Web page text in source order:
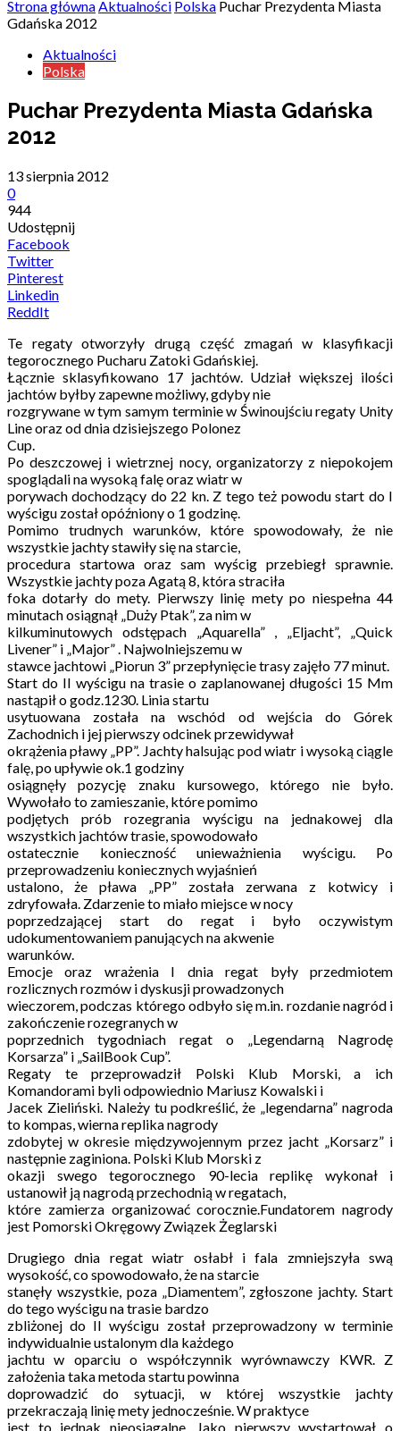
Strona głównaAktualności Polska Puchar Prezydenta Miasta
Gdańska 2012
Aktualności
Polska
Puchar Prezydenta Miasta Gdańska
2012
13 sierpnia 2012
0
944
Udostępnij
Facebook
Twitter
Pinterest
Linkedin
ReddIt
Te regaty otworzyły drugą część zmagań w klasyfikacji
tegorocznego Pucharu Zatoki Gdańskiej.
Łącznie sklasyfikowano 17 jachtów. Udział większej ilości
jachtów byłby zapewne możliwy, gdyby nie
rozgrywane w tym samym terminie w Świnoujściu regaty Unity
Line oraz od dnia dzisiejszego Polonez
Cup.
Po deszczowej i wietrznej nocy, organizatorzy z niepokojem
spoglądali na wysoką falę oraz wiatr w
porywach dochodzący do 22 kn. Z tego też powodu start do I
wyścigu został opóźniony o 1 godzinę.
Pomimo trudnych warunków, które spowodowały, że nie
wszystkie jachty stawiły się na starcie,
procedura startowa oraz sam wyścig przebiegł sprawnie.
Wszystkie jachty poza Agatą 8, która straciła
foka dotarły do mety. Pierwszy linię mety po niespełna 44
minutach osiągnął „Duży Ptak”, za nim w
kilkuminutowych odstępach „Aquarella” , „Eljacht”, „Quick
Livener” i „Major” . Najwolniejszemu w
stawce jachtowi „Piorun 3” przepłynięcie trasy zajęło 77 minut.
Start do II wyścigu na trasie o zaplanowanej długości 15 Mm
nastąpił o godz.1230. Linia startu
usytuowana została na wschód od wejścia do Górek
Zachodnich i jej pierwszy odcinek przewidywał
okrążenia pławy „PP”. Jachty halsując pod wiatr i wysoką ciągle
falę, po upływie ok.1 godziny
osiągnęły pozycję znaku kursowego, którego nie było.
Wywołało to zamieszanie, które pomimo
podjętych prób rozegrania wyścigu na jednakowej dla
wszystkich jachtów trasie, spowodowało
ostatecznie konieczność unieważnienia wyścigu. Po
przeprowadzeniu koniecznych wyjaśnień
ustalono, że pława „PP” została zerwana z kotwicy i
zdryfowała. Zdarzenie to miało miejsce w nocy
poprzedzającej start do regat i było oczywistym
udokumentowaniem panujących na akwenie
warunków.
Emocje oraz wrażenia I dnia regat były przedmiotem
rozlicznych rozmów i dyskusji prowadzonych
wieczorem, podczas którego odbyło się m.in. rozdanie nagród i
zakończenie rozegranych w
poprzednich tygodniach regat o „Legendarną Nagrodę
Korsarza” i „SailBook Cup”.
Regaty te przeprowadził Polski Klub Morski, a ich
Komandorami byli odpowiednio Mariusz Kowalski i
Jacek Zieliński. Należy tu podkreślić, że „legendarna” nagroda
to kompas, wierna replika nagrody
zdobytej w okresie międzywojennym przez jacht „Korsarz” i
następnie zaginiona. Polski Klub Morski z
okazji swego tegorocznego 90-lecia replikę wykonał i
ustanowił ją nagrodą przechodnią w regatach,
które zamierza organizować corocznie.Fundatorem nagrody
jest Pomorski Okręgowy Związek Żeglarski
Drugiego dnia regat wiatr osłabł i fala zmniejszyła swą
wysokość, co spowodowało, że na starcie
stanęły wszystkie, poza „Diamentem”, zgłoszone jachty. Start
do tego wyścigu na trasie bardzo
zbliżonej do II wyścigu został przeprowadzony w terminie
indywidualnie ustalonym dla każdego
jachtu w oparciu o współczynnik wyrównawczy KWR. Z
założenia taka metoda startu powinna
doprowadzić do sytuacji, w której wszystkie jachty
przekraczają linię mety jednocześnie. W praktyce
jest to jednak nieosiągalne. Jako pierwszy wystartował o